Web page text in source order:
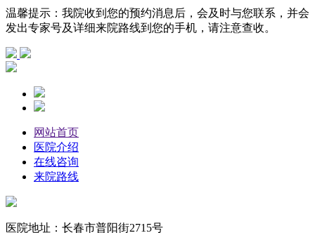
温馨提示： 我院收到您的预约消息后，会及时与您联系，并会
发出专家号及详细来院路线到您的手机，请注意查收。
网站首页
医院介绍
在线咨询
来院路线
医院地址：长春市普阳街2715号